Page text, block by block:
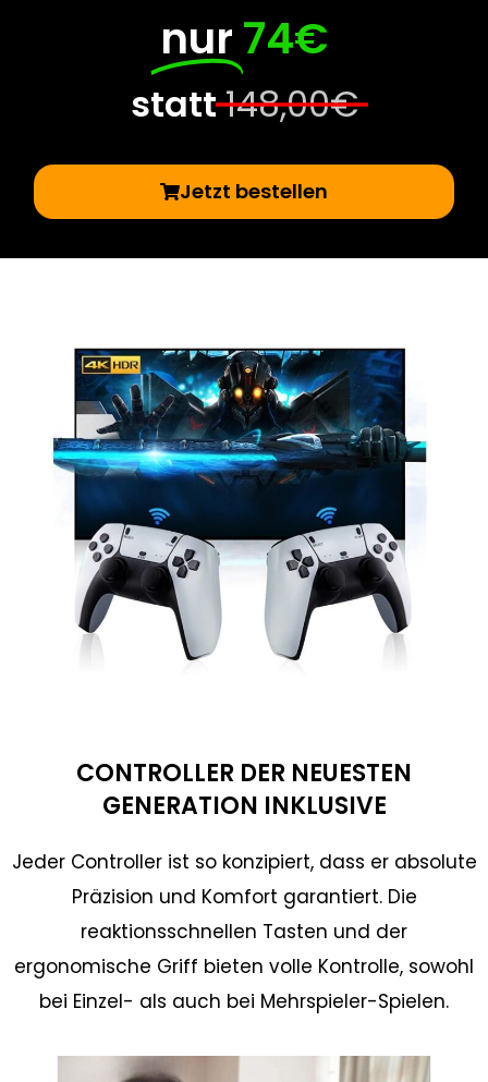
nur 74€
statt148,00€
Jetzt bestellen
CONTROLLER DER NEUESTEN
GENERATION INKLUSIVE
Jeder Controller ist so konzipiert, dass er absolute
Präzision und Komfort garantiert. Die
reaktionsschnellen Tasten und der
ergonomische Griff bieten volle Kontrolle, sowohl
bei Einzel- als auch bei Mehrspieler-Spielen.